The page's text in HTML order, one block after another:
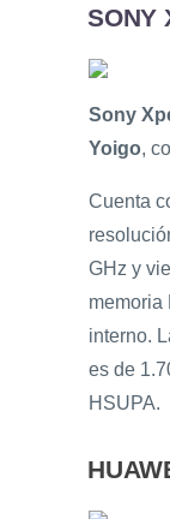
SONY
Sony
Yoigo,
Cuenta
GHz y
memoria
interno.
es de
HSUPA.